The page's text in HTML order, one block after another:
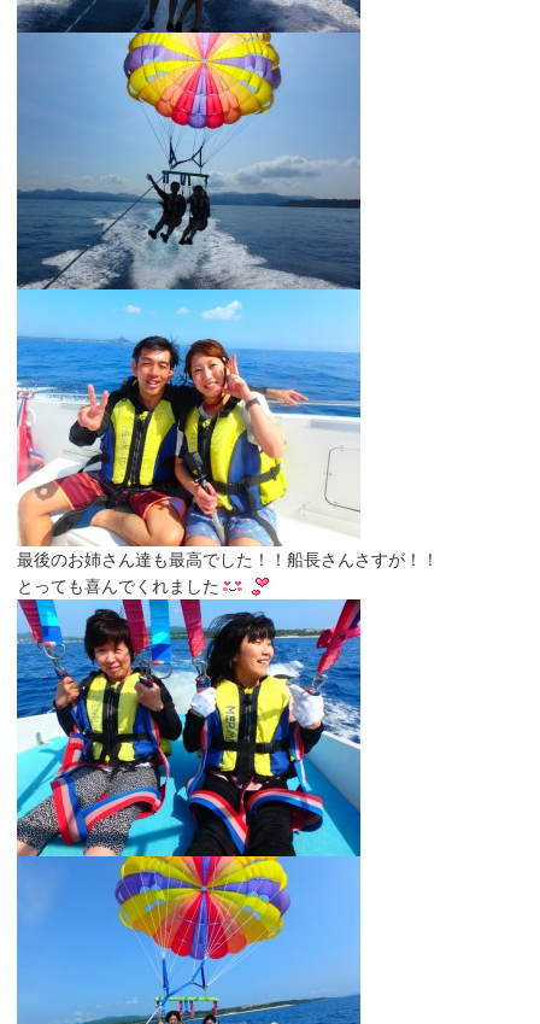
最後のお姉さん達も最高でした！！船長さんさすが！！
とっても喜んでくれました